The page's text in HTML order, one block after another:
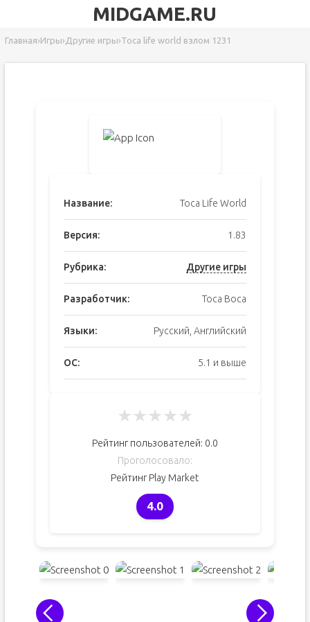
MIDGAME.RU
Главная›Игры› Другие игры›Toca life world взлом 1231
Название: Toca Life World
Версия: 1.83
Рубрика: Другие игры
Разработчик: Toca Boca
Языки: Русский, Английский
ОС: 5.1 и выше
★★★★★
Рейтинг пользователей: 0.0
Проголосовало:
Рейтинг Play Market
4.0